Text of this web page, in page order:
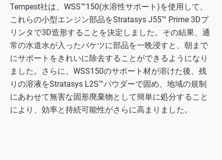
Tempest社は、WSS™150(水溶性サポート)を使用して、
これらの小型エンジン部品をStratasys J55™ Prime 3Dプ
リンタで3D造形することを決定しました。その結果、通
常の水道水が入ったバケツに部品を一晩浸すと、朝まで
にサポートをきれいに除去することができるようになり
ました。さらに、WSS150のサポート材が溶けた後、残
りの溶液をStratasys L2S™パウダーで固め、地域の規制
にあわせて無害な固形廃棄物として簡単に処分すること
により、効率と持続可能性がさらに高まりました。